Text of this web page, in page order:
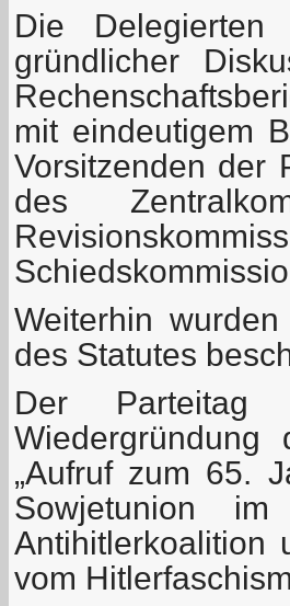
Die Delegierten
gründlicher
mit eindeutigem
Vorsitzenden der
des
Weiterhin
des Statutes
Der Parteitag
„Aufruf zum 65.
Sowjetunion
Antihitlerkoalition
vom